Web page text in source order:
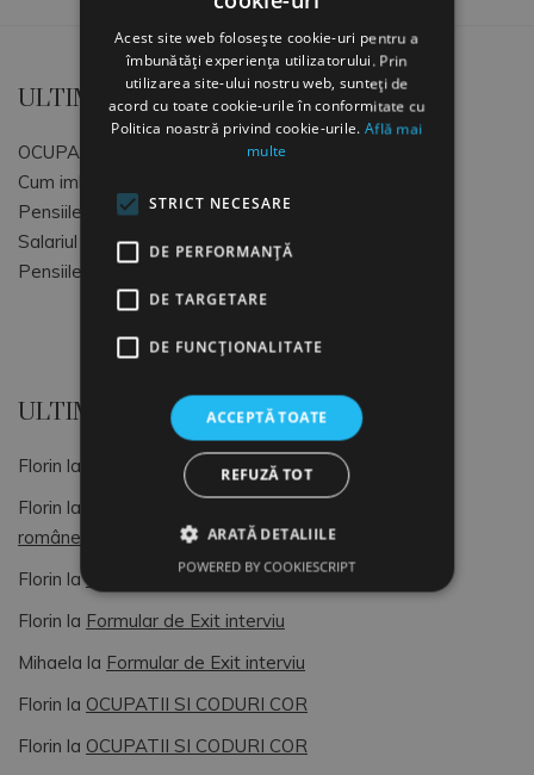
ULTIMELE ARTICOLE
OCUPATII SI CODURI COR
Cum imbunatatim atmosfera de lucru
Pensiile speciale MApN+MAI+SRI
Salariul Minim Brut pe tara
Pensiile speciale ale magistratilor
ULTIMELE COMENTARII
Florin la
OCUPATII SI CODURI COR
Florin la
românească (4)
Florin laOCUPATII SI CODURI COR
Florin la Formular de Exit interviu
Mihaela la Formular de Exit interviu
Florin la OCUPATII SI CODURI COR
Florin la OCUPATII SI CODURI COR
Acest site web folosește cookie-uri pentru a
îmbunătăți experiența utilizatorului. Prin
utilizarea site-ului nostru web, sunteți de
acord cu toate cookie-urile în conformitate cu
Politica noastră privind cookie-urile.Află mai
multe
STRICT NECESARE
DE PERFORMANȚĂ
DE TARGETARE
DE FUNCŢIONALITATE
ACCEPTĂ TOATE
REFUZĂ TOT
ARATĂ DETALIILE
POWERED BY COOKIESCRIPT